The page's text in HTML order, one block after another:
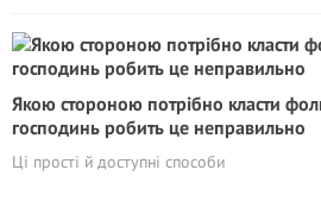
Якою стороною потрібно класти
господинь робить це неправильно
Ці прості й доступні способи